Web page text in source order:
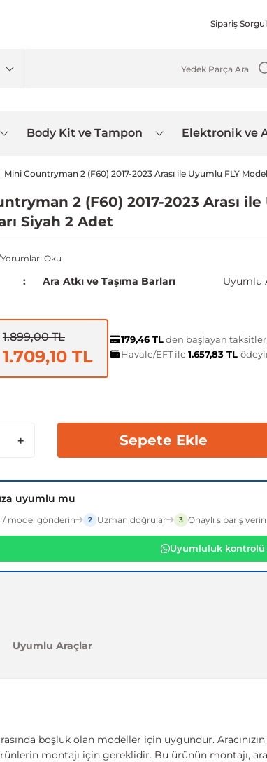
Sipariş
Body Kit ve Tampon Elektronik ve
Mini Countryman 2 (F60) 2017-2023 Arası ile Uyumlu FLY
2 (F60) 2017-2023 Arası
Siyah 2 Adet
Oku
Ara Atkı ve Taşıma Barları Uyumlu
1.899,00 TL
1.709,10 TL
179,46 TLden başlayan
Havale/EFT ile1.657,83 TL
Sepete Ekle
uyumlu mu
/ model gönderin 2 Uzman doğrular 3 Onaylı sipariş verin
Uyumluluk kontrolü
Uyumlu Araçlar
boşluk olan modeller için uygundur.
ürünlerin montajı için gereklidir. Bu ürünün montajı,